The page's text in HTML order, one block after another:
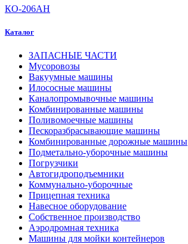
КО-206АН
Каталог
ЗАПАСНЫЕ ЧАСТИ
Мусоровозы
Вакуумные машины
Илососные машины
Каналопромывочные машины
Комбинированные машины
Поливомоечные машины
Пескоразбрасывающие машины
Комбинированные дорожные машины
Подметально-уборочные машины
Погрузчики
Автогидроподъемники
Коммунально-уборочные
Прицепная техника
Навесное оборудование
Собственное производство
Аэродромная техника
Машины для мойки контейнеров